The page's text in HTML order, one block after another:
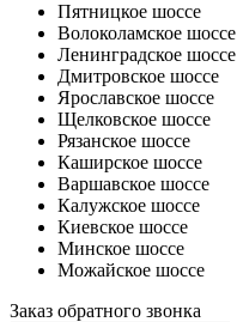
Пятницкое шоссе
Волоколамское шоссе
Ленинградское шоссе
Дмитровское шоссе
Ярославское шоссе
Щелковское шоссе
Рязанское шоссе
Каширское шоссе
Варшавское шоссе
Калужское шоссе
Киевское шоссе
Минское шоссе
Можайское шоссе
Заказ обратного звонка